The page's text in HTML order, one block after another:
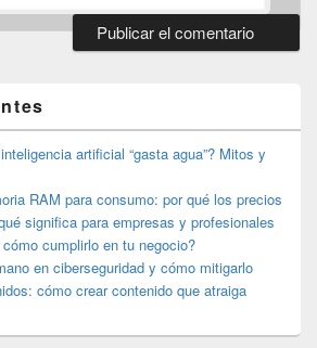
artificial “gasta agua”? Mitos y
RAM para consumo: por qué los precios
significa para empresas y profesionales
cumplirlo en tu negocio?
en ciberseguridad y cómo mitigarlo
cómo crear contenido que atraiga